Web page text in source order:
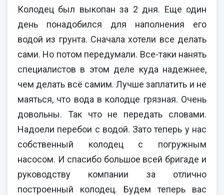
Колодец был выкопан за 2 дня. Еще один
день понадобился для наполнения его
водой из грунта. Сначала хотели все делать
сами. Но потом передумали. Все-таки нанять
специалистов в этом деле куда надежнее,
чем делать всё самим. Лучше заплатить и не
маяться, что вода в колодце грязная. Очень
довольны. Так что не передать словами.
Надоели перебои с водой. Зато теперь у нас
собственный колодец с погружным
насосом. И спасибо большое всей бригаде и
руководству компании за отлично
построенный колодец. Будем теперь вас